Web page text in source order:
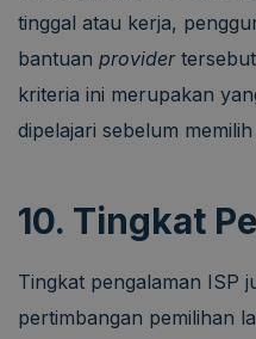
tinggal atau kerja,
bantuan provider
kriteria ini merupakan
dipelajari sebelum memilih
10. Tingkat
Tingkat pengalaman ISP
pertimbangan pemilihan